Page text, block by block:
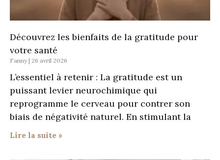
Découvrez les bienfaits de la gratitude pour
votre santé
Fanny 26 avril 2026
L’essentiel à retenir : La gratitude est un
puissant levier neurochimique qui
reprogramme le cerveau pour contrer son
biais de négativité naturel. En stimulant la
Lire la suite »